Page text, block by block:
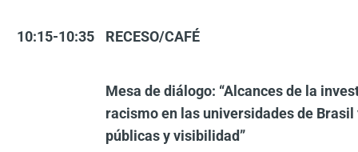
10:15-10:35 RECESO/CAFÉ
Mesa de diálogo: “Alcances de la
racismo en las universidades de
públicas y visibilidad”